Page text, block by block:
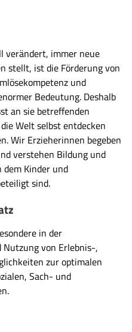
verändert, immer neue
stellt, ist die Förderung von
und
Bedeutung. Deshalb
an sie betreffenden
Welt selbst entdecken
Wir Erzieherinnen begeben
verstehen Bildung und
dem Kinder und
sind.
in der
von Erlebnis-,
zur optimalen
Sach- und